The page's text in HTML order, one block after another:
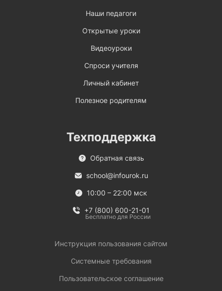
Наши педагоги
Открытые уроки
Видеоуроки
Спроси учителя
Личный кабинет
Полезное родителям
Техподдержка
Обратная связь
school@infourok.ru
10:00 – 22:00 мск
+7 (800) 600-21-01
Бесплатно для России
Инструкция пользования сайтом
Системные требования
Пользовательское соглашение